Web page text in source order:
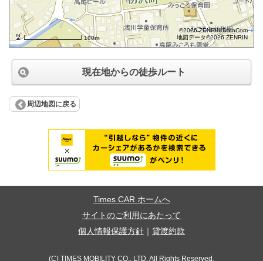
100m
©2026 ZENRIN DataCom
地図データ©2026 ZENRIN
現在地からの徒歩ルート
周辺地図に戻る
Times CAR ホームへ
サイトのご利用にあたって
個人情報保護方針
貸渡約款
(C) TIMES MOBILITY CO., LTD. All Rights Reserved.